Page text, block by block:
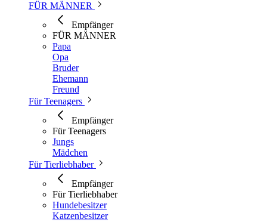
FÜR MÄNNER
Empfänger
FÜR MÄNNER
Papa
Opa
Bruder
Ehemann
Freund
Für Teenagers
Empfänger
Für Teenagers
Jungs
Mädchen
Für Tierliebhaber
Empfänger
Für Tierliebhaber
Hundebesitzer
Katzenbesitzer